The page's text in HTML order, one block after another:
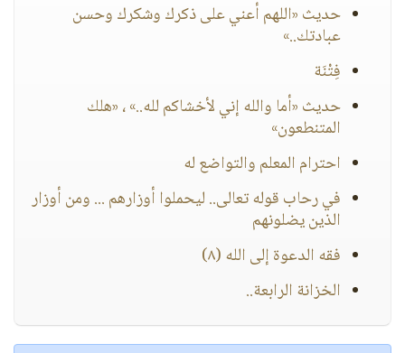
حديث «اللهم أعني على ذكرك وشكرك وحسن
عبادتك..»
فِتْنَة
حديث «أما والله إني لأخشاكم لله..» ، «هلك
المتنطعون»
احترام المعلم والتواضع له
في رحاب قوله تعالى.. ليحملوا أوزارهم ... ومن أوزار
الذين يضلونهم
فقه الدعوة إلى الله (٨)
الخزانة الرابعة..